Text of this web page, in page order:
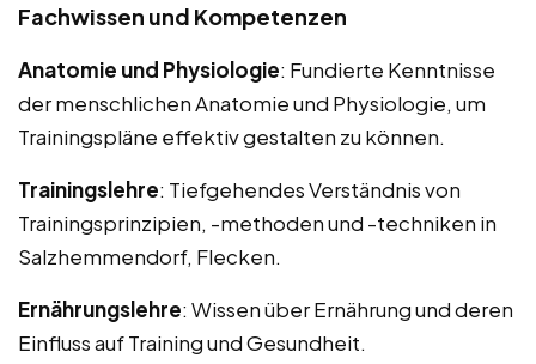
Fachwissen und Kompetenzen
Anatomie und Physiologie: Fundierte Kenntnisse
der menschlichen Anatomie und Physiologie, um
Trainingspläne effektiv gestalten zu können.
Trainingslehre: Tiefgehendes Verständnis von
Trainingsprinzipien, -methoden und -techniken in
Salzhemmendorf, Flecken.
Ernährungslehre: Wissen über Ernährung und deren
Einfluss auf Training und Gesundheit.